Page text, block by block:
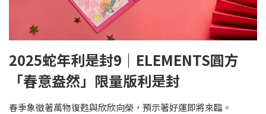
2025蛇年利是封9｜ELEMENTS圓方
「春意盎然」限量版利是封
春季象徵著萬物復甦與欣欣向榮，預示著好運即將來臨。